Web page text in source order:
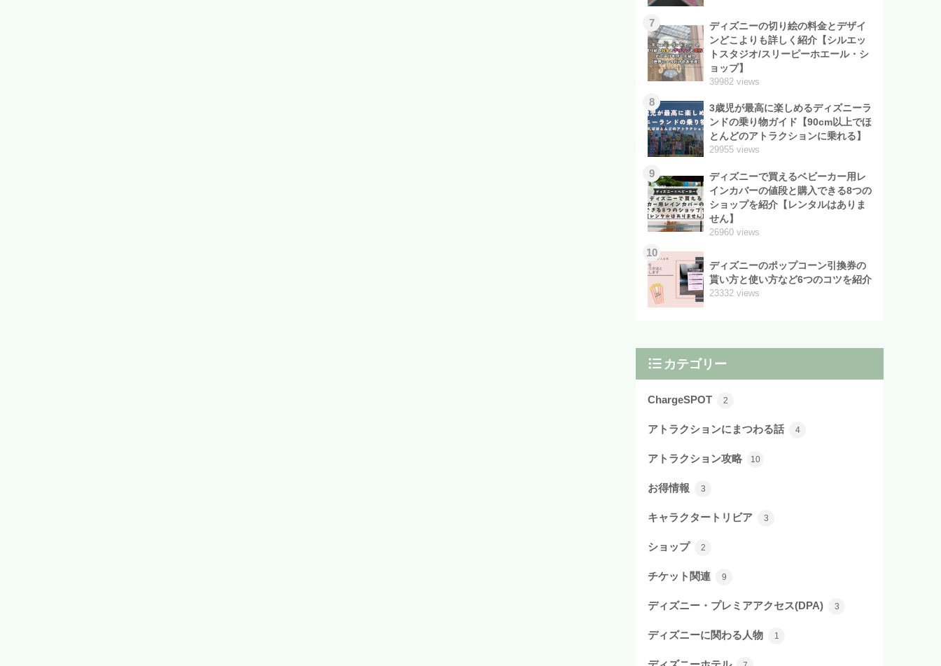
7
ディズニーの切り絵の料金とデザイ
ンどこよりも詳しく紹介【シルエッ
トスタジオ/スリーピーホエール・シ
ョップ】
39982 views
8
3歳児が最高に楽しめるディズニーラ
ンドの乗り物ガイド【90cm以上でほ
とんどのアトラクションに乗れる】
29955 views
9
ディズニーで買えるベビーカー用レ
インカバーの値段と購入できる8つの
ショップを紹介【レンタルはありま
せん】
26960 views
10
ディズニーのポップコーン引換券の
貰い方と使い方など6つのコツを紹介
23332 views
カテゴリー
ChargeSPOT 2
アトラクションにまつわる話 4
アトラクション攻略 10
お得情報 3
キャラクタートリビア 3
ショップ 2
チケット関連 9
ディズニー・プレミアアクセス(DPA) 3
ディズニーに関わる人物 1